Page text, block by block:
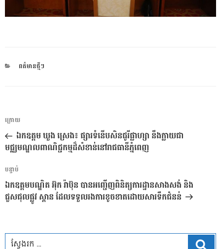
CATEGORIES
ពត៌មានថ្មីៗ
ការ​
នាំទិស​
ប្រកាស
អត្ថបទ
មុន
ក្រោយ
ឯកឧត្ដម ឃួង ស្រេង៖ ផ្សារទំនើបសិនជូរីផ្លាហ្សា នឹងក្លាយជា
មជ្ឈមណ្ឌលពាណិជ្ជកម្មដ៏សំខាន់នៅរាជធានីភ្នំពេញ
អត្ថបទ
បន្ទាប់
បន្ទាប់
ឯកឧត្តមបណ្ឌិត អ៊ុក រ៉ាប៊ុន បានអញ្ជើញពិនិត្យការដ្ឋានសាងសង់ និង
ជួសជុលផ្លូវ ស្ពាន ដែលទទួលរងការខូចខាតដោយសារទឹកជំនន់